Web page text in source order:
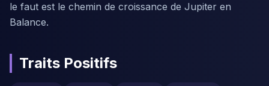
le faut est le chemin de croissance de Jupiter en
Balance.
Traits Positifs